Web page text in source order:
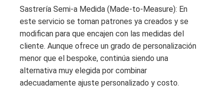
Sastrería Semi-a Medida (Made-to-Measure): En
este servicio se toman patrones ya creados y se
modifican para que encajen con las medidas del
cliente. Aunque ofrece un grado de personalización
menor que el bespoke, continúa siendo una
alternativa muy elegida por combinar
adecuadamente ajuste personalizado y costo.